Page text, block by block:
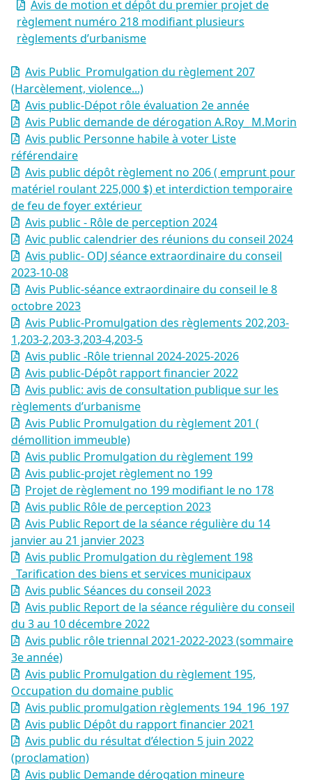
Avis de motion et dépôt du premier projet de
règlement numéro 218 modifiant plusieurs
règlements d’urbanisme
Avis Public_Promulgation du règlement 207
(Harcèlement, violence...)
Avis public-Dépot rôle évaluation 2e année
Avis Public demande de dérogation A.Roy_ M.Morin
Avis public Personne habile à voter Liste
référendaire
Avis public dépôt règlement no 206 ( emprunt pour
matériel roulant 225,000 $) et interdiction temporaire
de feu de foyer extérieur
Avis public - Rôle de perception 2024
Avic public calendrier des réunions du conseil 2024
Avis public- ODJ séance extraordinaire du conseil
2023-10-08
Avis Public-séance extraordinaire du conseil le 8
octobre 2023
Avis Public-Promulgation des règlements 202,203-
1,203-2,203-3,203-4,203-5
Avis public -Rôle triennal 2024-2025-2026
Avis public-Dépôt rapport financier 2022
Avis public: avis de consultation publique sur les
règlements d’urbanisme
Avis Public Promulgation du règlement 201 (
démollition immeuble)
Avis public Promulgation du règlement 199
Avis public-projet règlement no 199
Projet de règlement no 199 modifiant le no 178
Avis public Rôle de perception 2023
Avis Public Report de la séance régulière du 14
janvier au 21 janvier 2023
Avis public Promulgation du règlement 198
_Tarification des biens et services municipaux
Avis public Séances du conseil 2023
Avis public Report de la séance régulière du conseil
du 3 au 10 décembre 2022
Avis public rôle triennal 2021-2022-2023 (sommaire
3e année)
Avis public Promulgation du règlement 195,
Occupation du domaine public
Avis public promulgation règlements 194_196_197
Avis public Dépôt du rapport financier 2021
Avis public du résultat d’élection 5 juin 2022
(proclamation)
Avis public Demande dérogation mineure